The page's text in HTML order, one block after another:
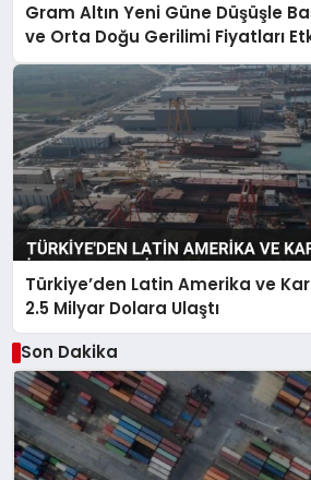
Gram Altın Yeni Güne Düşüşle
ve Orta Doğu Gerilimi Fiyatları
Türkiye’den Latin Amerika ve
2.5 Milyar Dolara Ulaştı
Son Dakika